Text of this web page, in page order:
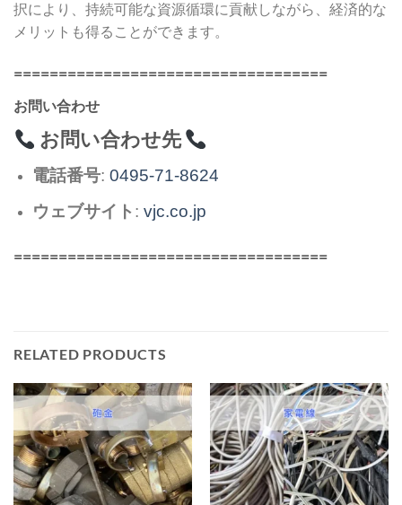
択により、持続可能な資源循環に貢献しながら、経済的な
メリットも得ることができます。
===================================
お問い合わせ
お問い合わせ先
電話番号: 0495-71-8624
ウェブサイト: vjc.co.jp
===================================
RELATED PRODUCTS